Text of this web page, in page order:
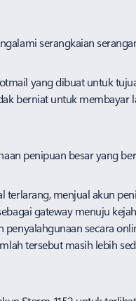
serangkaian
yang dibuat untuk
berniat untuk
penipuan besar yang
terlarang, menjual akun
gateway menuju
secara
tersebut masih lebih